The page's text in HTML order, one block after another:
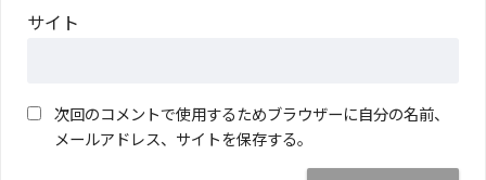
サイト
次回のコメントで使用するためブラウザーに自分の名前、
メールアドレス、サイトを保存する。